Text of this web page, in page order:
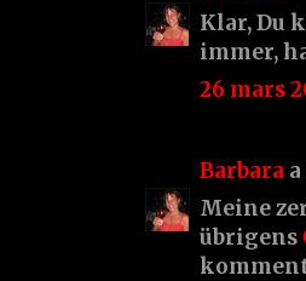
Klar, Du
immer,
26 mars
Barbara
Meine
übrigens